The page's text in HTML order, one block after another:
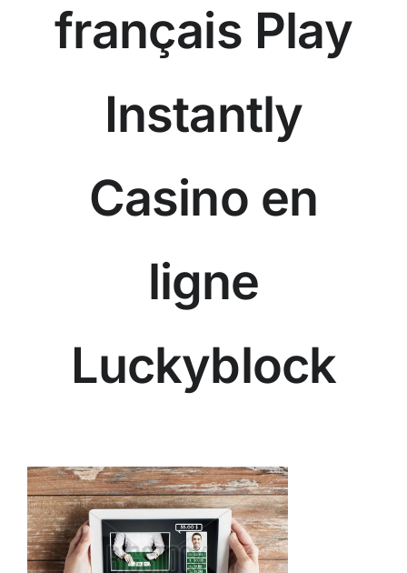
français Play
Instantly
Casino en
ligne
Luckyblock